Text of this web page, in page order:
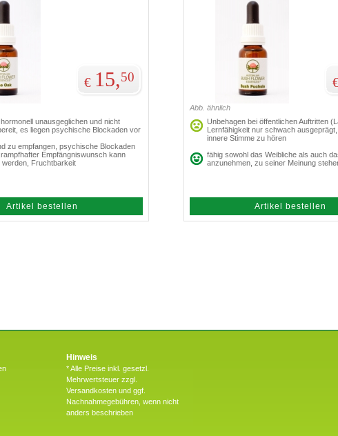
€ 15,50
unausgeglichen und nicht
es liegen psychische Blockaden vor
zu empfangen, psychische Blockaden
Empfängniswunsch kann
werden, Fruchtbarkeit
Artikel bestellen
Abb. ähnlich
Unbehagen bei öffentlichen Auftritten
Lernfähigkeit nur schwach
innere Stimme zu hören
fähig sowohl das Weibliche als auch
anzunehmen, zu seiner Meinung
Artikel bestellen
Hinweis
* Alle Preise inkl. gesetzl.
Mehrwertsteuer zzgl.
Versandkosten und ggf.
Nachnahmegebühren, wenn nicht
anders beschrieben